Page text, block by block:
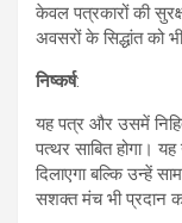
केवल पत्रकारों की
अवसरों के सिद्धांत को
निष्कर्ष:
यह पत्र और उसमें
पत्थर साबित होगा।
दिलाएगा बल्कि उन्हें
सशक्त मंच भी प्रदान